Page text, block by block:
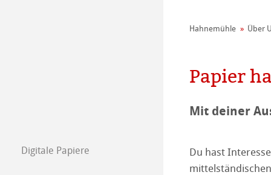
Nachhaltigkeit
Umwelt
Engagement -
Papierherstellung
Presse
Digitale Papiere
FineArt
Natural Line
Hahnemühle Über
Papier
Mit deiner
Du hast